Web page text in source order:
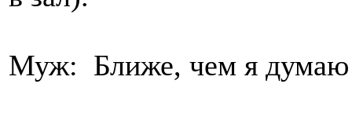
Муж: Ближе, чем я